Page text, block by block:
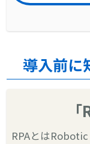
導入前に
RPAとは